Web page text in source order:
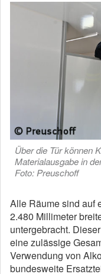
Über die Tür können
Materialausgabe in
Foto: Preuschoff
Alle Räume sind auf
2.480 Millimeter
untergebracht.
eine zulässige
Verwendung von
bundesweite